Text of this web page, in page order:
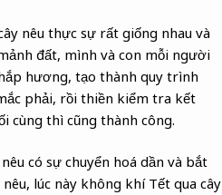
nêu thực sự rất giống nhau và
đất, mình và con mỗi người
hương, tạo thành quy trình
phải, rồi thiền kiểm tra kết
cùng thì cũng thành công.
có sự chuyển hoá dần và bắt
lúc này không khí Tết qua cây